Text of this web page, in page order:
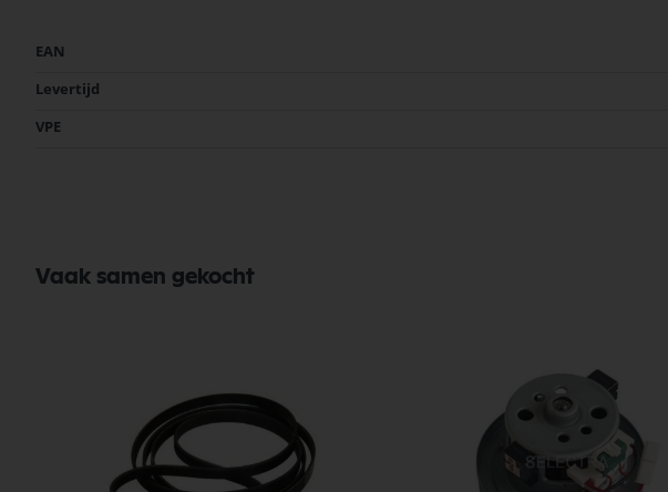
Meer
EAN
Levertijd
VPE
Vaak samen gekocht